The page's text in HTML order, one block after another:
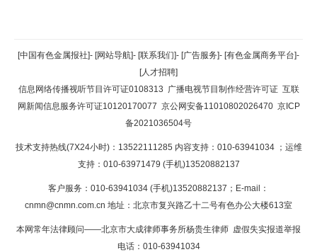
返回顶部
返回首页
[中国有色金属报社]- [网站导航]- [联系我们]- [广告服务]- [有色金属商务平台]-
[人才招聘]
信息网络传播视听节目许可证0108313 广播电视节目制作经营许可证 互联
网新闻信息服务许可证10120170077 京公网安备11010802026470 京ICP
备2021036504号
技术支持热线(7X24小时)：13522111285 内容支持：010-63941034 ；运维
支持：010-63971479 (手机)13520882137
客户服务：010-63941034 (手机)13520882137；E-mail：
cnmn@cnmn.com.cn 地址：北京市复兴路乙十二号有色办公大楼613室
本网常年法律顾问——北京市大成律师事务所杨贵生律师 虚假失实报道举报
电话：010-63941034